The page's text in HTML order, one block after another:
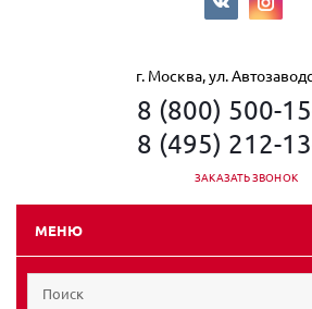
г. Москва, ул.
8 (800) 500-
8 (495) 212-
ЗАКАЗАТЬ ЗВОНОК
МЕНЮ